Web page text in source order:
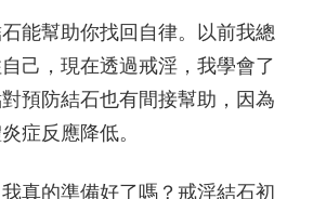
能幫助你找回自律。以前我總
己，現在透過戒淫，我學會了
預防結石也有間接幫助，因為
症反應降低。
真的準備好了嗎？戒淫結石初